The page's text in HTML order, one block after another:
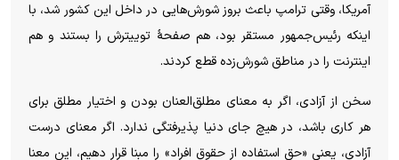
آمریکا، وقتی ترامپ باعث بروز شورش‌هایی در داخل این کشور شد، با
اینکه رئیس‌جمهور مستقر بود، هم صفحهٔ توییترش را بستند و هم
اینترنت را در مناطق شورش‌زده قطع کردند.
سخن از آزادی، اگر به معنای مطلق‌العنان بودن و اختیار مطلق برای
هر کاری باشد، در هیچ جای دنیا پذیرفتگی ندارد. اگر معنای درست
آزادی، یعنی «حق استفاده از حقوق افراد» را مبنا قرار دهیم، این معنا